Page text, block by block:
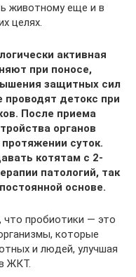
животному еще и в
целях.
активная
при поносе,
защитных сил
проводят детокс при
После приема
органов
суток.
котятам с 2-
патологий, так
основе.
что пробиотики — это
которые
и людей, улучшая
ЖКТ.